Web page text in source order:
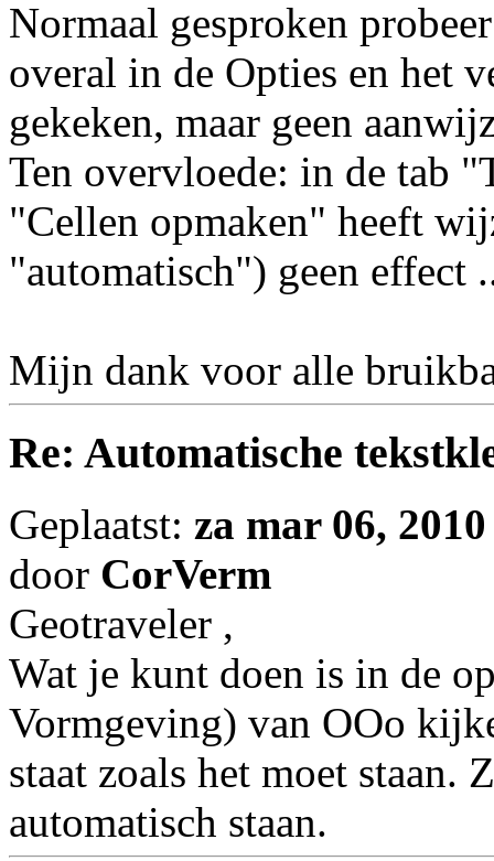
Normaal gesproken
overal in de Opties en het
gekeken, maar geen
Ten overvloede: in de tab
"Cellen opmaken" heeft
"automatisch") geen effect
Mijn dank voor alle
Re: Automatische
Geplaatst: za mar 06,
door CorVerm
Geotraveler ,
Wat je kunt doen is in de
Vormgeving) van OOo
staat zoals het moet staan.
automatisch staan.